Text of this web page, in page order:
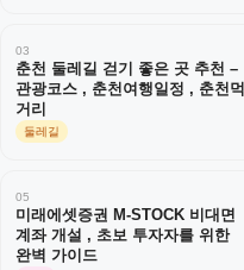
03
춘천 둘레길 걷기 좋은 곳 추천 –
관광코스 , 춘천여행일정 , 춘천먹
거리
둘레길
05
미래에셋증권 M-STOCK 비대면
계좌 개설 , 초보 투자자를 위한
완벽 가이드